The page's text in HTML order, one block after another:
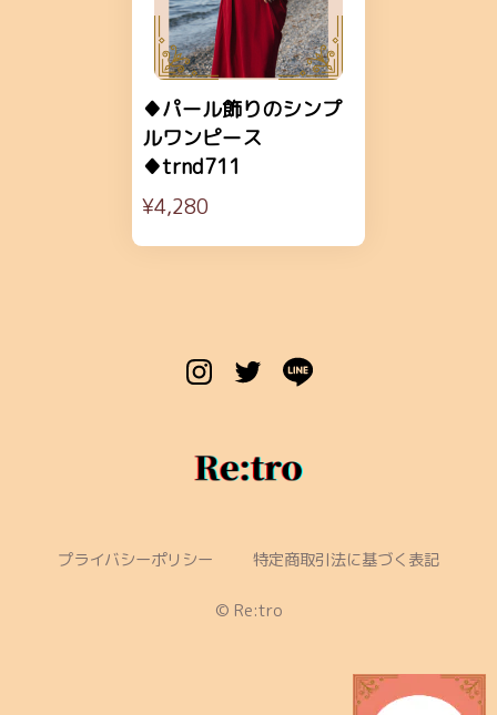
♦パール飾りのシンプ
ルワンピース
♦trnd711
¥4,280
プライバシーポリシー 特定商取引法に基づく表記
©︎ Re:tro